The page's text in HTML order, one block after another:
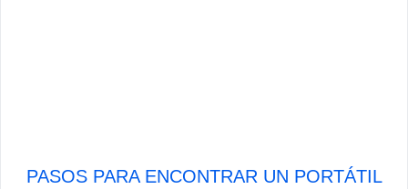
PASOS PARA ENCONTRAR UN PORTÁTIL